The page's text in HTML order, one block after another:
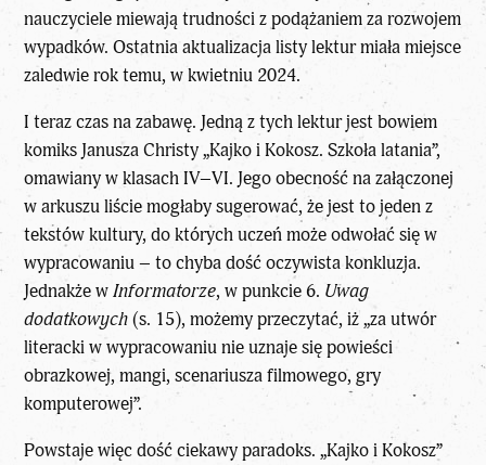
nauczyciele miewają trudności z podążaniem za rozwojem
wypadków. Ostatnia aktualizacja listylekturmiała miejsce
zaledwie rok temu, w kwietniu 2024.
I teraz czas na zabawę. Jedną z tych lektur jest bowiem
komiks Janusza Christy „Kajko i Kokosz. Szkoła latania”,
omawiany w klasach IV–VI. Jego obecność na załączonej
w arkuszu liście mogłaby sugerować, że jest to jeden z
tekstów kultury, do których uczeń może odwołać się w
wypracowaniu – to chyba dość oczywista konkluzja.
Jednakże wInformatorze, w punkcie 6. Uwag
dodatkowych(s. 15), możemy przeczytać, iż „za utwór
literacki wwypracowaniunie uznaje się powieści
obrazkowej, mangi, scenariusza filmowego, gry
komputerowej”.
Powstaje więc dość ciekawy paradoks. „Kajko i Kokosz”